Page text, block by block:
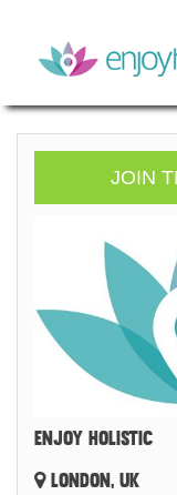
JOIN
ENJOY HOLISTIC
LONDON, UK